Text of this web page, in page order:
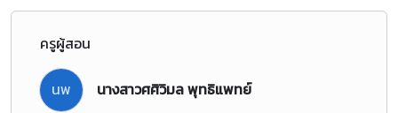
ครูผู้สอน
นพ นางสาวศศิวิมล พุทธิแพทย์